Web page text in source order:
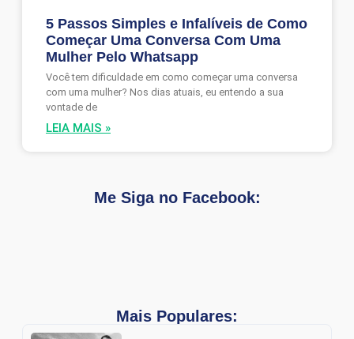
5 Passos Simples e Infalíveis de Como
Começar Uma Conversa Com Uma
Mulher Pelo Whatsapp
Você tem dificuldade em como começar uma conversa
com uma mulher? Nos dias atuais, eu entendo a sua
vontade de
LEIA MAIS »
Me Siga no Facebook:
Mais Populares: